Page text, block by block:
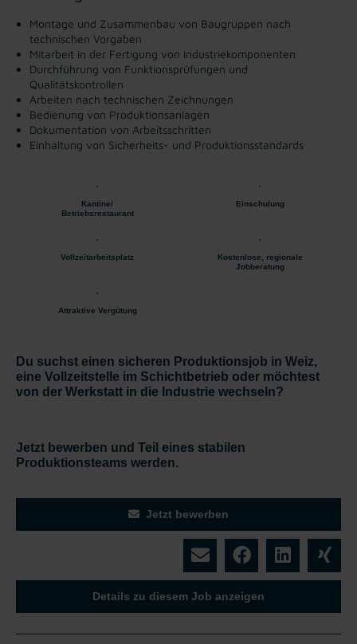
Montage und Zusammenbau von Baugruppen nach
technischen Vorgaben
Mitarbeit in der Fertigung von Industriekomponenten
Durchführung von Funktionsprüfungen und
Qualitätskontrollen
Arbeiten nach technischen Zeichnungen
Bedienung von Produktionsanlagen
Dokumentation von Arbeitsschritten
Einhaltung von Sicherheits- und Produktionsstandards
Kantine/
Betriebsrestaurant
Einschulung
Vollzeitarbeitsplatz
Kostenlose, regionale
Jobberatung
Attraktive Vergütung
Du suchst einen sicheren Produktionsjob in Weiz,
eine Vollzeitstelle im Schichtbetrieb oder möchtest
von der Werkstatt in die Industrie wechseln?
Jetzt bewerben und Teil eines stabilen
Produktionsteams werden.
Jetzt bewerben
Details zu diesem Job anzeigen